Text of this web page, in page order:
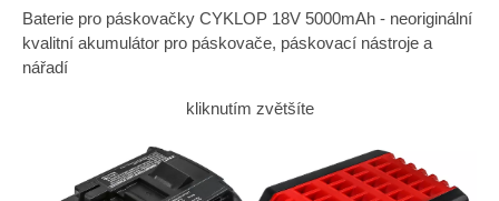
Baterie pro páskovačky CYKLOP 18V 5000mAh - neoriginální
kvalitní akumulátor pro páskovače, páskovací nástroje a
nářadí
kliknutím zvětšíte